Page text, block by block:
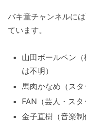
バキ童チャンネルに
ています。
山田ボールペン
は不明）
馬肉かなめ（ス
FAN（芸人・ス
金子直樹（音楽